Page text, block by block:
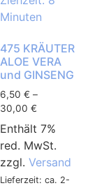
475 KRÄUTER
ALOE VERA
und GINSENG
6,50 € –
30,00 €
Enthält 7%
red. MwSt.
zzgl. Versand
Lieferzeit: ca. 2-